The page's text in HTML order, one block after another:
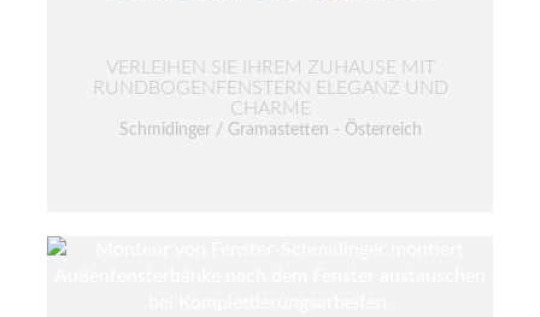
VERLEIHEN SIE IHREM ZUHAUSE MIT
RUNDBOGENFENSTERN ELEGANZ UND
CHARME
Schmidinger / Gramastetten - Österreich